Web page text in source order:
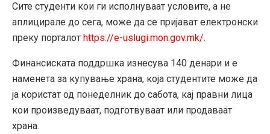
Сите студенти кои ги исполнуваат условите, а не
аплицирале до сега, може да се пријават електронски
преку порталот https://e-uslugi.mon.gov.mk/.
Финансиската поддршка изнесува 140 денари и е
наменета за купување храна, која студентите може да
ја користат од понеделник до сабота, кај правни лица
кои произведуваат, подготвуваат или продаваат
храна.